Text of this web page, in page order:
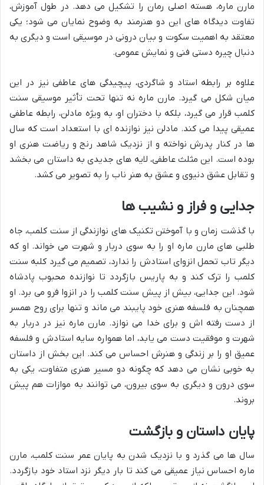
مارن ماره، هسته اصلی رمان را تشکیل می دهد. در طول آموزش،
تفاوت دیدگاه های این دو هنرمند به وضوح نمایان می شود؛ یکی
معتقد به اهمیت سکوت و بیان درونی در موسیقی است و دیگری به
دنبال چیره دستی فنی و نمایش عمومی.
علاوه بر رابطه استاد و شاگردی، پیچیدگی های عاطفی نیز در این
میان شکل می گیرد. مارن ماره نه تنها تحت تأثیر موسیقی سنت
کلمب قرار می گیرد، بلکه با دختران او، به ویژه مادلن، رابطه عاطفی
عمیقی پیدا می کند. مادلن نیز نوازنده ای با استعداد است که سال
ها در کنار پدرش نواخته و از نزدیک شاهد رنج و ریاضت هنری او
بوده است. این مثلث عاطفی، لایه های جدیدی به داستان می بخشد
و تقابل عشق دنیوی و عشق به هنر ناب را به تصویر می کشد.
جدایی و فراز و نشیب ها
با گذشت زمان و با آموختن تکنیک های نوازندگی از سنت کلمب، جاه
طلبی های مارن ماره او را به سوی دربار و شهرت می خواند. او که
دیگر تاب تحمل انزوای استادش را ندارد، تصمیم می گیرد کلبه سنت
کلمب را ترک کند و به پاریس بازگردد تا نوازنده محبوب پادشاه
شود. این جدایی، بیش از پیش سنت کلمب را در انزوا فرو می برد. او
همچنان به فلسفه هنری خود پایبند می ماند و تنها برای روح همسر
از دست رفته اش و برای خدا می نوازد. مارن ماره نیز در دربار به
شهرت و موفقیت دست می یابد، اما همواره سایه استادش و فلسفه
عمیق او را بر زندگی و هنرش احساس می کند. این بخش از داستان
به خوبی نشان می دهد که چگونه دو مسیر هنری متفاوت، یکی به
سوی درون و دیگری به سوی بیرون، می توانند به موازات هم پیش
بروند.
پایان داستان و بازگشت
سال ها می گذرد و با نزدیک شدن به پایان عمر سنت کلمب، مارن
ماره احساس نیاز عمیقی می کند تا بار دیگر نزد استاد خود بازگردد.